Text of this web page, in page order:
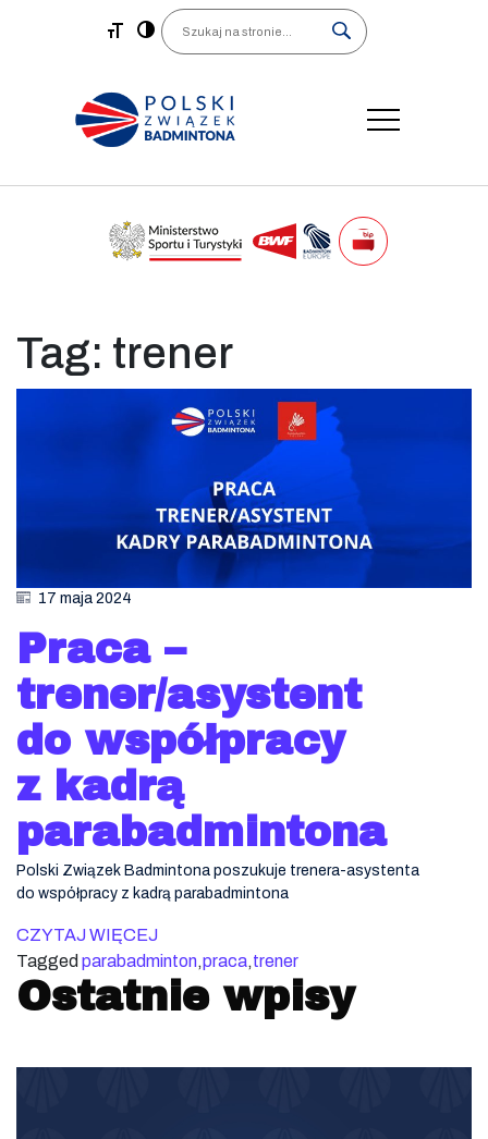
Main Navigation
Search
Tag: trener
17 maja 2024
Praca –
trener/asystent
do współpracy
z kadrą
parabadmintona
Polski Związek Badmintona poszukuje trenera-asystenta
do współpracy z kadrą parabadmintona
CZYTAJ WIĘCEJ
Tagged parabadminton,praca,trener
Ostatnie wpisy